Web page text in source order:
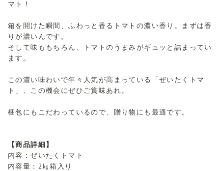
マト！
箱を開けた瞬間、ふわっと香るトマトの濃い香り。まずは香
りが濃いんです。
そして味ももちろん、トマトのうまみがギュッと詰まってい
ます。
この濃い味わいで年々人気が高まっている「ぜいたくトマ
ト」、この機会にぜひご賞味あれ。
梱包にもこだわっているので、贈り物にも最適です。
【商品詳細】
内容：ぜいたくトマト
内容量：2㎏箱入り